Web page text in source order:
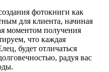
фотокниги как
для клиента, начиная
моментом получения
что каждая
будет отличаться
радуя вас